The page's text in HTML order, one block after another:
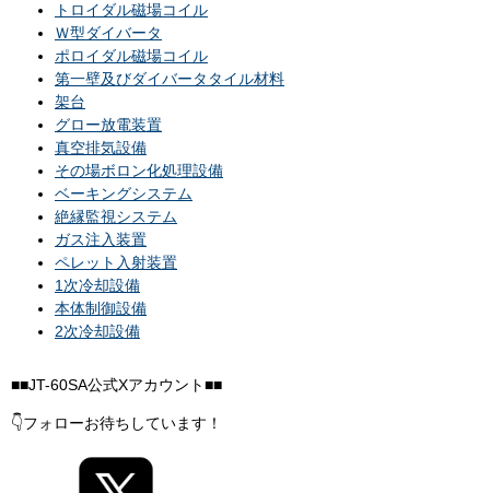
トロイダル磁場コイル
Ｗ型ダイバータ
ポロイダル磁場コイル
第一壁及びダイバータタイル材料
架台
グロー放電装置
真空排気設備
その場ボロン化処理設備
ベーキングシステム
絶縁監視システム
ガス注入装置
ペレット入射装置
1次冷却設備
本体制御設備
2次冷却設備
■■JT-60SA公式Xアカウント■■
👇フォローお待ちしています！